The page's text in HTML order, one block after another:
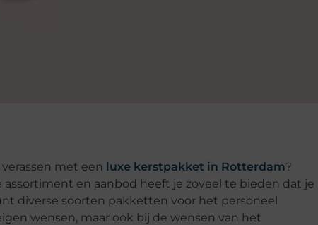
met een luxe kerstpakket in Rotterdam?
en aanbod heeft je zoveel te bieden dat je
diverse soorten pakketten voor het personeel
wensen, maar ook bij de wensen van het